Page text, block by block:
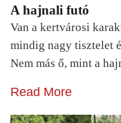
A hajnali futó
Van a kertvárosi
mindig nagy tisztelet
Nem más ő, mint a
Read More